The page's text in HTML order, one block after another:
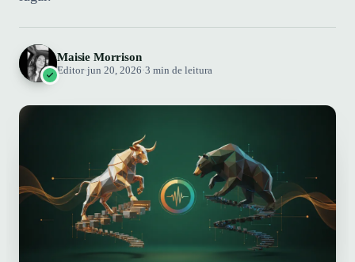
Maisie Morrison
Editor·jun 20, 2026·3 min de leitura